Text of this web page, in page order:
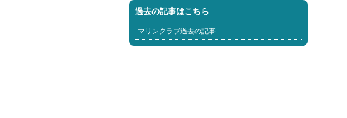
過去の記事はこちら
マリンクラブ過去の記事